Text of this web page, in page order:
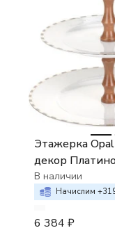
Этажерка
декор
пластинки
В наличии
Начислим +
6 384 ₽